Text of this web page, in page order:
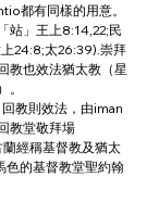
都有同樣的用意。
站」王上8:14,22;民
24:8;太26:39).崇拜
教也效法猶太教（星
教則效法，由iman
教堂敬拜場
經稱基督教及猶太
色的基督教堂聖約翰